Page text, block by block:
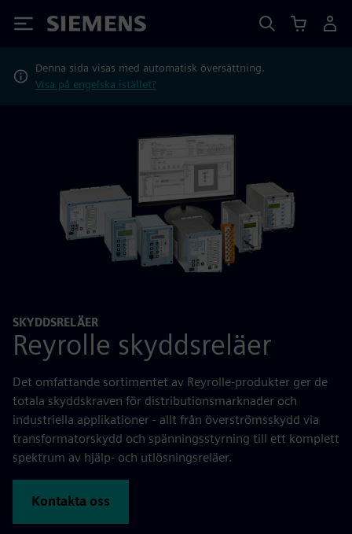
Siemens
Denna sida visas med automatisk översättning.
Visa på engelska istället?
SKYDDSRELÄER
Reyrolle skyddsreläer
Det omfattande sortimentet av Reyrolle-produkter ger de
totala skyddskraven för distributionsmarknader och
industriella applikationer - allt från överströmsskydd via
transformatorskydd och spänningsstyrning till ett komplett
spektrum av hjälp- och utlösningsreläer.
Kontakta oss